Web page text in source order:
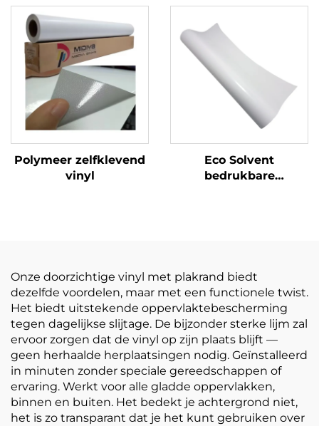
Perforated Viny Roll
Zelfklevende Vinylrol
voor Motor Auto Dirt
Bike Decal
Polymeer zelfklevend
vinyl
Eco Solvent
bedrukbare
Onze doorzichtige vinyl met plakrand biedt
dezelfde voordelen, maar met een functionele twist.
Het biedt uitstekende oppervlaktebescherming
tegen dagelijkse slijtage. De bijzonder sterke lijm zal
ervoor zorgen dat de vinyl op zijn plaats blijft —
geen herhaalde herplaatsingen nodig. Geïnstalleerd
in minuten zonder speciale gereedschappen of
ervaring. Werkt voor alle gladde oppervlakken,
binnen en buiten. Het bedekt je achtergrond niet,
het is zo transparant dat je het kunt gebruiken over